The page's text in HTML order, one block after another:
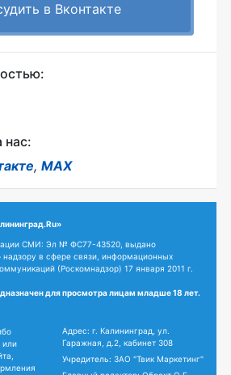
в Вконтакте
нас:
, MAX
СМИ: Эл № ФС77-43520, выдано
в сфере связи, информационных
(Роскомнадзор) 17 января 2011 г.
для просмотра лицам младше 18 лет.
или
Адрес: г. Калининград, ул.
Гаражная, д.2, кабинет 308
Учредитель: ЗАО "Твик Маркетинг"